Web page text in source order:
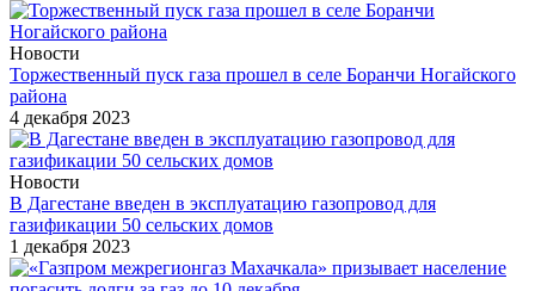
Новости
Торжественный пуск газа прошел в селе Боранчи Ногайского
района
4 декабря 2023
Новости
В Дагестане введен в эксплуатацию газопровод для
газификации 50 сельских домов
1 декабря 2023